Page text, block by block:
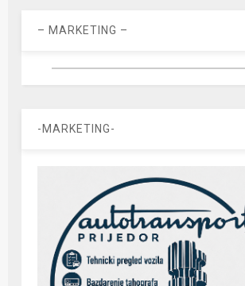
– MARKETING –
-MARKETING-